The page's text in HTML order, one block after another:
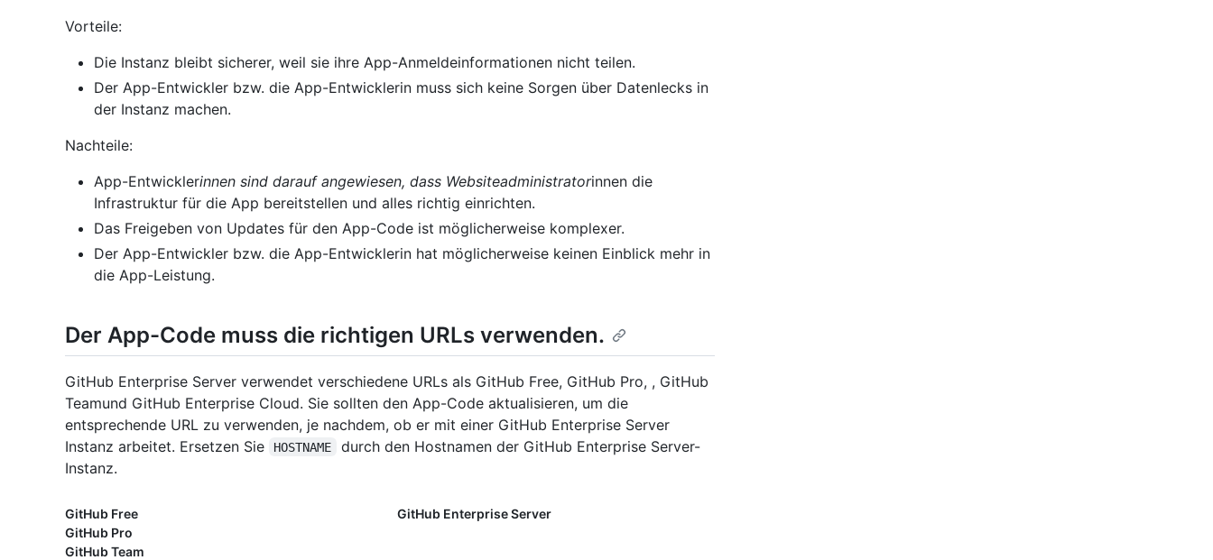
Vorteile:
Die Instanz bleibt sicherer, weil sie ihre App-Anmeldeinformationen nicht teilen.
Der App-Entwickler bzw. die App-Entwicklerin muss sich keine Sorgen über Datenlecks in
der Instanz machen.
Nachteile:
App-Entwicklerinnen sind darauf angewiesen, dass Websiteadministratorinnen die
Infrastruktur für die App bereitstellen und alles richtig einrichten.
Das Freigeben von Updates für den App-Code ist möglicherweise komplexer.
Der App-Entwickler bzw. die App-Entwicklerin hat möglicherweise keinen Einblick mehr in
die App-Leistung.
Der App-Code muss die richtigen URLs verwenden.
GitHub Enterprise Server verwendet verschiedene URLs als GitHub Free, GitHub Pro, , GitHub
Teamund GitHub Enterprise Cloud. Sie sollten den App-Code aktualisieren, um die
entsprechende URL zu verwenden, je nachdem, ob er mit einer GitHub Enterprise Server
Instanz arbeitet. Ersetzen Sie
HOSTNAME
durch den Hostnamen der GitHub Enterprise Server-
Instanz.
GitHub Free
GitHub Pro
GitHub Team
GitHub Enterprise Server